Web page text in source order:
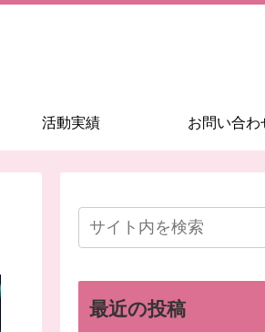
活動実績 お問い合わ
最近の投稿